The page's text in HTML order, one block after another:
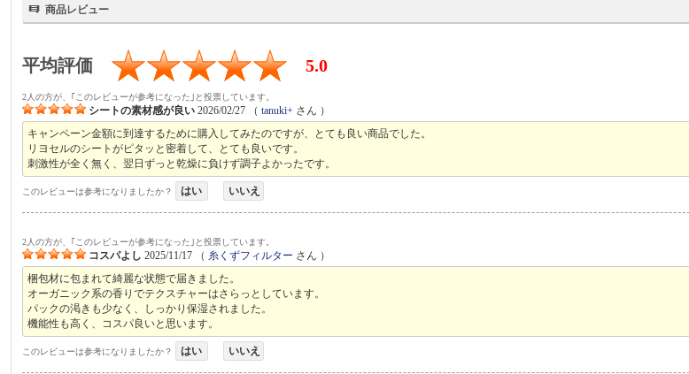
商品レビュー
平均評価 5.0
2人の方が、｢このレビューが参考になった｣と投票しています。
シートの素材感が良い 2026/02/27 （tanuki+ さん ）
キャンペーン金額に到達するために購入してみたのですが、とても良い商品でした。
リヨセルのシートがピタッと密着して、とても良いです。
刺激性が全く無く、翌日ずっと乾燥に負けず調子よかったです。
このレビューは参考になりましたか？ はい いいえ
2人の方が、｢このレビューが参考になった｣と投票しています。
コスパよし 2025/11/17 （ 糸くずフィルター さん ）
梱包材に包まれて綺麗な状態で届きました。
オーガニック系の香りでテクスチャーはさらっとしています。
パックの渇きも少なく、しっかり保湿されました。
機能性も高く、コスパ良いと思います。
このレビューは参考になりましたか？ はい いいえ